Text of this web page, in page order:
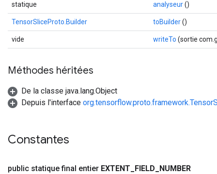
statique analyseur()
TensorSliceProto.Builder toBuilder()
vide writeTo (sortie
Méthodes héritées
De la classe java.lang.Object
Depuis l'interface
Constantes
public statique final entier EXTENT FIELD NUMBER